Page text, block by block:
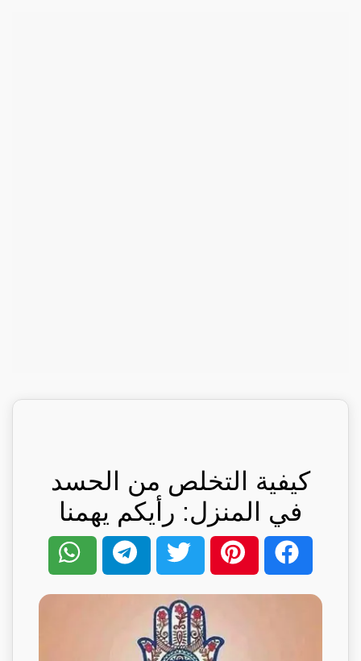
كيفية التخلص من الحسد
في المنزل: رأيكم يهمنا